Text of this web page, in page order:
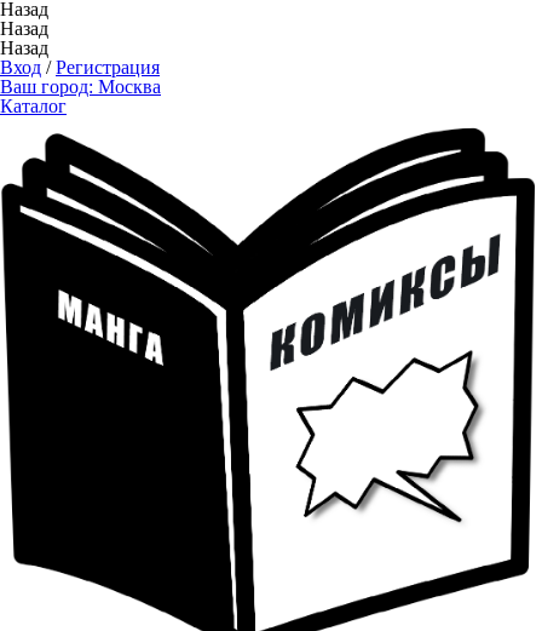
Назад
Назад
Назад
Вход /Регистрация
Ваш город: Москва
Каталог